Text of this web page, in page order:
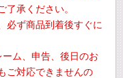
了承ください。
必ず商品到着後すぐに
ム、申告、後日のお
ご対応できませんの